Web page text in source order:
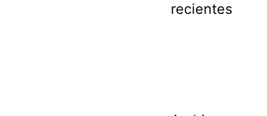
recientes